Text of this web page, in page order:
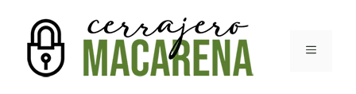
contenido
MENÚ